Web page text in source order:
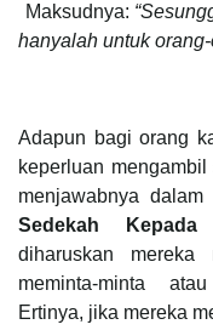
Maksudnya:
hanyalah untuk
Adapun bagi orang
keperluan
menjawabnya dalam
Sedekah
diharuskan mereka
meminta-minta
Ertinya, jika mereka